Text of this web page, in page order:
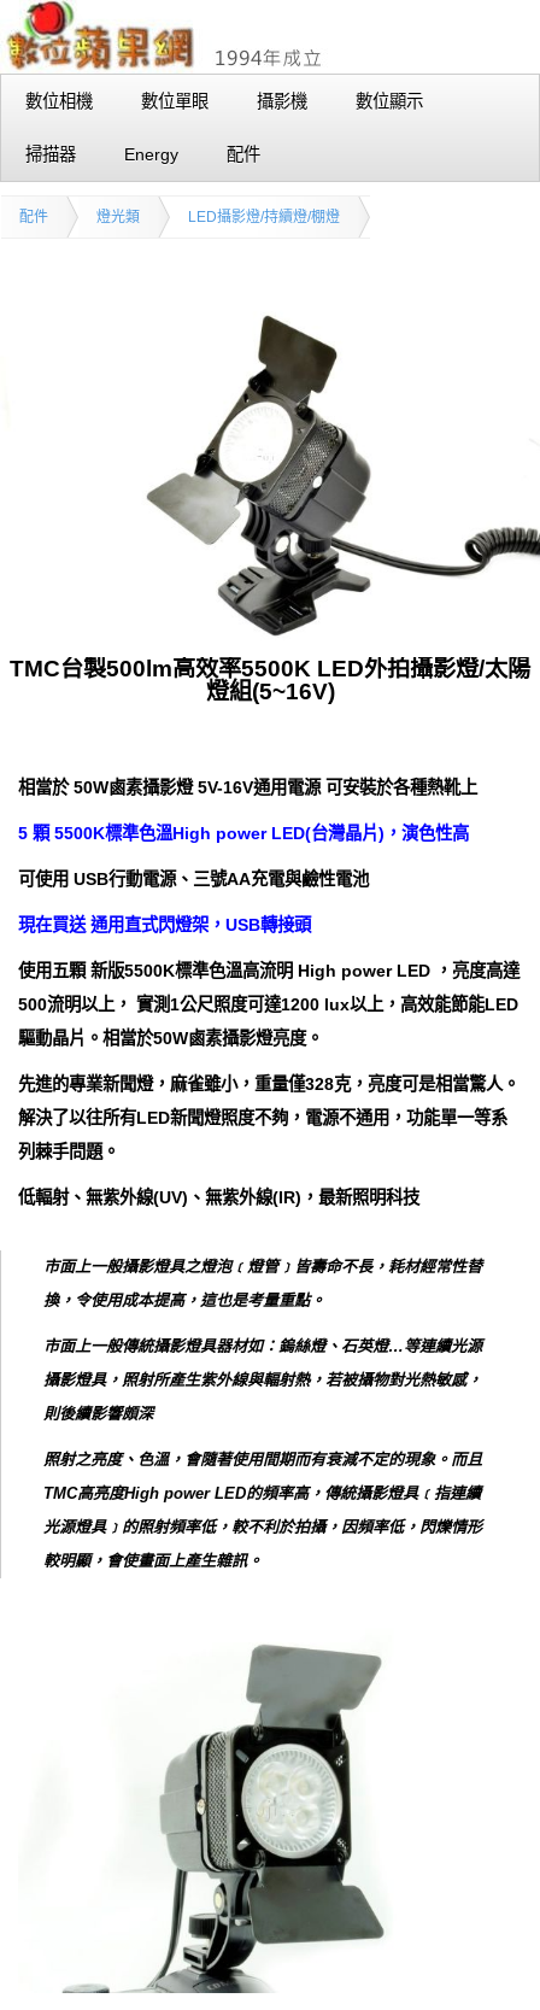
數位相機 數位單眼 攝影機 數位顯示
掃描器 Energy 配件
配件 燈光類 LED攝影燈/持續燈/棚燈
TMC台製500lm高效率5500K LED外拍攝影燈/太陽
燈組(5~16V)
相當於 50W鹵素攝影燈 5V-16V通用電源 可安裝於各種熱靴上
5 顆 5500K標準色溫High power LED(台灣晶片)，演色性高
可使用 USB行動電源、三號AA充電與鹼性電池
現在買送 通用直式閃燈架，USB轉接頭
使用五顆 新版5500K標準色溫高流明 High power LED ，亮度高達
500流明以上， 實測1公尺照度可達1200 lux以上，高效能節能LED
驅動晶片。相當於50W鹵素攝影燈亮度。
先進的專業新聞燈，麻雀雖小，重量僅328克，亮度可是相當驚人。
解決了以往所有LED新聞燈照度不夠，電源不通用，功能單一等系
列棘手問題。
低輻射、無紫外線(UV)、無紫外線(IR)，最新照明科技
市面上一般攝影燈具之燈泡﹝燈管﹞皆壽命不長，耗材經常性替
換，令使用成本提高，這也是考量重點。
市面上一般傳統攝影燈具器材如：鎢絲燈、石英燈…等連續光源
攝影燈具，照射所產生紫外線與輻射熱，若被攝物對光熱敏感，
則後續影響頗深
照射之亮度、色溫，會隨著使用間期而有衰減不定的現象。而且
TMC高亮度High power LED的頻率高，傳統攝影燈具﹝指連續
光源燈具﹞的照射頻率低，較不利於拍攝，因頻率低，閃爍情形
較明顯，會使畫面上產生雜訊。